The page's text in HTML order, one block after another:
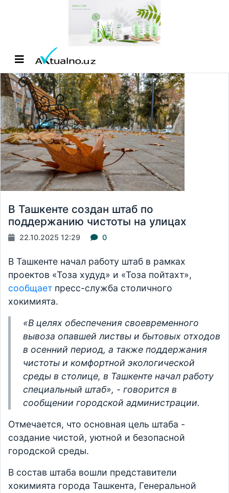
В Ташкенте создан штаб по
поддержанию чистоты на улицах
22.10.2025 12:29 0
В Ташкенте начал работу штаб в рамках
проектов «Тоза худуд» и «Тоза пойтахт»,
сообщает пресс-служба столичного
хокимията.
«В целях обеспечения своевременного
вывоза опавшей листвы и бытовых отходов
в осенний период, а также поддержания
чистоты и комфортной экологической
среды в столице, в Ташкенте начал работу
специальный штаб», - говорится в
сообщении городской администрации.
Отмечается, что основная цель штаба -
создание чистой, уютной и безопасной
городской среды.
В состав штаба вошли представители
хокимията города Ташкента, Генеральной